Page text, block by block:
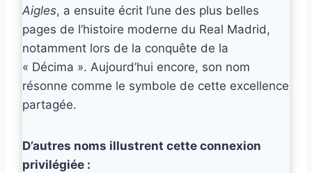
Aigles, a ensuite écrit l’une des plus belles
pages de l’histoire moderne du Real Madrid,
notamment lors de la conquête de la
« Décima ». Aujourd’hui encore, son nom
résonne comme le symbole de cette excellence
partagée.
D’autres noms illustrent cette connexion
privilégiée :